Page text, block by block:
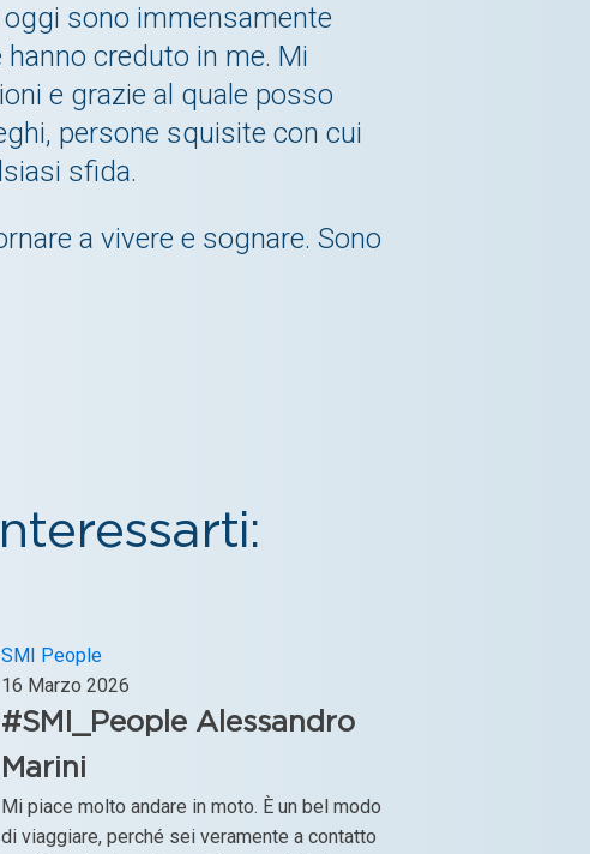
sono immensamente
creduto in me. Mi
e grazie al quale posso
persone squisite con cui
sfida.
a vivere e sognare. Sono
SMI People
16 Marzo 2026
#SMI_People Alessandro
Marini
Mi piace molto andare in moto. È un bel modo
di viaggiare, perché sei veramente a contatto